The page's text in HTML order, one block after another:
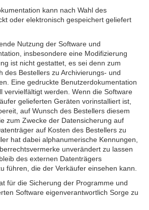
kann nach Wahl des
oder elektronisch gespeichert geliefert
Nutzung der Software und
insbesondere eine Modifizierung
ist nicht gestattet, es sei denn zum
des Bestellers zu Archivierungs- und
Eine gedruckte Benutzerdokumentation
vervielfältigt werden. Wenn die Software
gelieferten Geräten vorinstalliert ist,
auf Wunsch des Bestellers diesem
zum Zwecke der Datensicherung auf
auf Kosten des Bestellers zu
hat dabei alphanumerische Kennungen,
unverändert zu lassen
des externen Datenträgers
führen, die der Verkäufer einsehen kann.
für die Sicherung der Programme und
Software eigenverantwortlich Sorge zu